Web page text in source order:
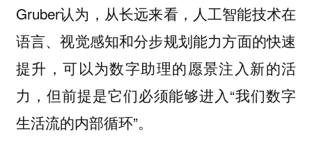
Gruber认为，从长远来看，人工智能技术在
语言、视觉感知和分步规划能力方面的快速
提升，可以为数字助理的愿景注入新的活
力，但前提是它们必须能够进入“我们数字
生活流的内部循环”。